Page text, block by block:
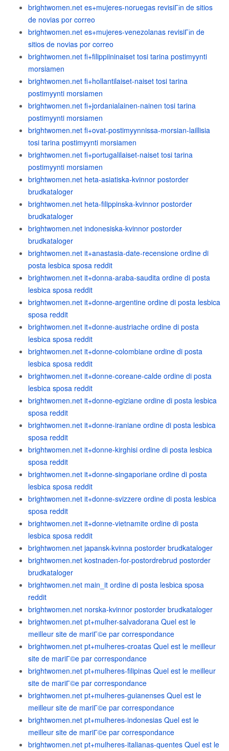
brightwomen.net es+mujeres-noruegas revisiГіn de sitios
de novias por correo
brightwomen.net es+mujeres-venezolanas revisiГіn de
sitios de novias por correo
brightwomen.net fi+filippiininaiset tosi tarina postimyynti
morsiamen
brightwomen.net fi+hollantilaiset-naiset tosi tarina
postimyynti morsiamen
brightwomen.net fi+jordanialainen-nainen tosi tarina
postimyynti morsiamen
brightwomen.net fi+ovat-postimyynnissa-morsian-laillisia
tosi tarina postimyynti morsiamen
brightwomen.net fi+portugalilaiset-naiset tosi tarina
postimyynti morsiamen
brightwomen.net heta-asiatiska-kvinnor postorder
brudkataloger
brightwomen.net heta-filippinska-kvinnor postorder
brudkataloger
brightwomen.net indonesiska-kvinnor postorder
brudkataloger
brightwomen.net it+anastasia-date-recensione ordine di
posta lesbica sposa reddit
brightwomen.net it+donna-araba-saudita ordine di posta
lesbica sposa reddit
brightwomen.net it+donne-argentine ordine di posta lesbica
sposa reddit
brightwomen.net it+donne-austriache ordine di posta
lesbica sposa reddit
brightwomen.net it+donne-colombiane ordine di posta
lesbica sposa reddit
brightwomen.net it+donne-coreane-calde ordine di posta
lesbica sposa reddit
brightwomen.net it+donne-egiziane ordine di posta lesbica
sposa reddit
brightwomen.net it+donne-iraniane ordine di posta lesbica
sposa reddit
brightwomen.net it+donne-kirghisi ordine di posta lesbica
sposa reddit
brightwomen.net it+donne-singaporiane ordine di posta
lesbica sposa reddit
brightwomen.net it+donne-svizzere ordine di posta lesbica
sposa reddit
brightwomen.net it+donne-vietnamite ordine di posta
lesbica sposa reddit
brightwomen.net japansk-kvinna postorder brudkataloger
brightwomen.net kostnaden-for-postordrebrud postorder
brudkataloger
brightwomen.net main_it ordine di posta lesbica sposa
reddit
brightwomen.net norska-kvinnor postorder brudkataloger
brightwomen.net pt+mulher-salvadorana Quel est le
meilleur site de mariГ©e par correspondance
brightwomen.net pt+mulheres-croatas Quel est le meilleur
site de mariГ©e par correspondance
brightwomen.net pt+mulheres-filipinas Quel est le meilleur
site de mariГ©e par correspondance
brightwomen.net pt+mulheres-guianenses Quel est le
meilleur site de mariГ©e par correspondance
brightwomen.net pt+mulheres-indonesias Quel est le
meilleur site de mariГ©e par correspondance
brightwomen.net pt+mulheres-italianas-quentes Quel est le